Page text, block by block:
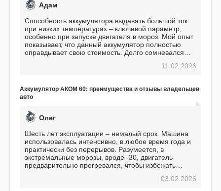
Адам
Способность аккумулятора выдавать большой ток
при низких температурах – ключевой параметр,
особенно при запуске двигателя в мороз. Мой опыт
показывает, что данный аккумулятор полностью
оправдывает свою стоимость. Долго сомневался
пожалел. Считаю, что это отличное вложение,11.02.2026
Аккумулятор АКОМ 60: преимущества и отзывы владельцев
авто
Олег
Шесть лет эксплуатации – немалый срок. Машина
использовалась интенсивно, в любое время года и
практически без перерывов. Разумеется, в
экстремальные морозы, вроде -30, двигатель
предварительно прогревался, чтобы избежать
использования не было ни единой поломки,03.02.2026